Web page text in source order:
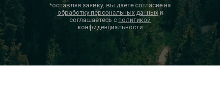
*оставляя заявку, вы даете согласие на
обработку персональных данныхи
соглашаетесь с политикой
конфиденциальности